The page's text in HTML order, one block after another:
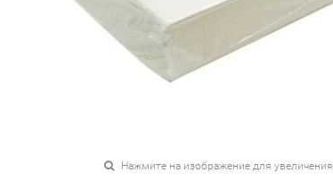
Нажмите на изображение для увеличения